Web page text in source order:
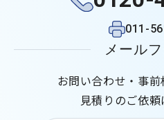
011-
メール
お問い合わせ・事前
見積りのご依